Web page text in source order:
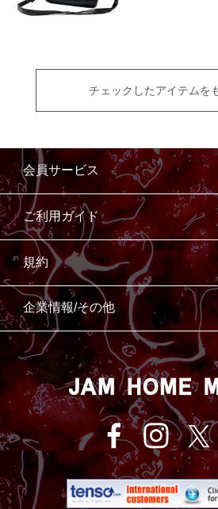
チェックしたアイテムを
会員サービス
ご利用ガイド
規約
企業情報/その他